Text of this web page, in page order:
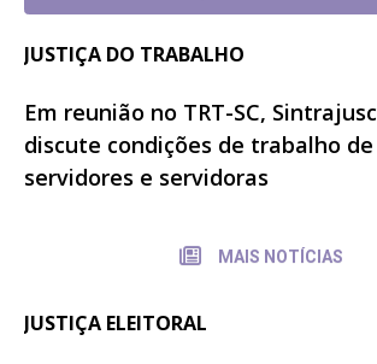
JUSTIÇA DO TRABALHO
Em reunião no TRT-SC, Sintrajusc
discute condições de trabalho de
servidores e servidoras
MAIS NOTÍCIAS
JUSTIÇA ELEITORAL